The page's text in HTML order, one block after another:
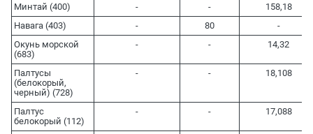
Минтай (400) - -
158,18
Навага (403)
- 80
-
Окунь морской
(683)
- - 14,32
Палтусы
(белокорый,
черный) (728)
- - 18,108
Палтус
белокорый (112)
- - 17,088